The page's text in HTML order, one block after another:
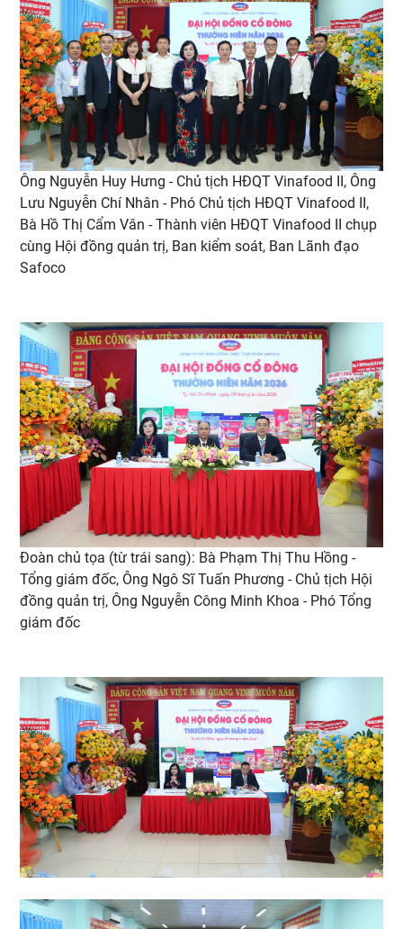
Ông Nguyễn Huy Hưng - Chủ tịch HĐQT Vinafood II, Ông
Lưu Nguyễn Chí Nhân - Phó Chủ tịch HĐQT Vinafood II,
Bà Hồ Thị Cẩm Vân - Thành viên HĐQT Vinafood II chụp
cùng Hội đồng quản trị, Ban kiểm soát, Ban Lãnh đạo
Safoco
Đoàn chủ tọa (từ trái sang): Bà Phạm Thị Thu Hồng -
Tổng giám đốc, Ông Ngô Sĩ Tuấn Phương - Chủ tịch Hội
đồng quản trị, Ông Nguyễn Công Minh Khoa - Phó Tổng
giám đốc